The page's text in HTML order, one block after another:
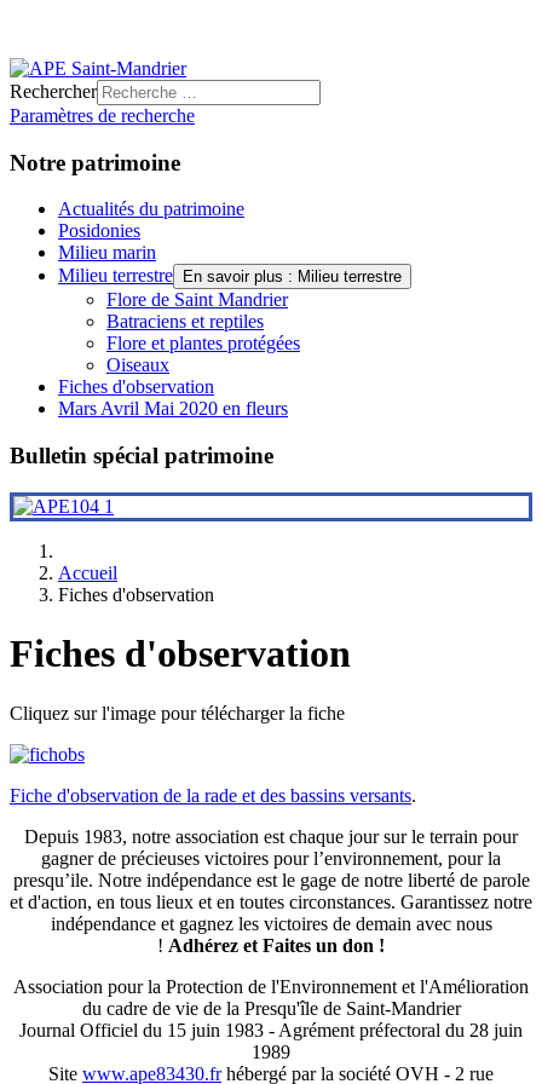
Rechercher
Paramètres de recherche
Notre patrimoine
Actualités du patrimoine
Posidonies
Milieu marin
Milieu terrestre
En savoir plus : Milieu terrestre
Flore de Saint Mandrier
Batraciens et reptiles
Flore et plantes protégées
Oiseaux
Fiches d'observation
Mars Avril Mai 2020 en fleurs
Bulletin spécial patrimoine
Accueil
Fiches d'observation
Fiches d'observation
Cliquez sur l'image pour télécharger la fiche
Fiche d'observation de la rade et des bassins versants.
Depuis 1983, notre association est chaque jour sur le terrain pour
gagner de précieuses victoires pour l’environnement, pour la
presqu’ile. Notre indépendance est le gage de notre liberté de parole
et d'action, en tous lieux et en toutes circonstances. Garantissez notre
indépendance et gagnez les victoires de demain avec nous
! Adhérez et Faites un don !
Association pour la Protection de l'Environnement et l'Amélioration
du cadre de vie de la Presqu'île de Saint-Mandrier
Journal Officiel du 15 juin 1983 - Agrément préfectoral du 28 juin
1989
Site www.ape83430.frhébergé par la société OVH - 2 rue